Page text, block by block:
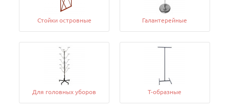
Стойки островные Галантерейные
Для головных уборов Т-образные